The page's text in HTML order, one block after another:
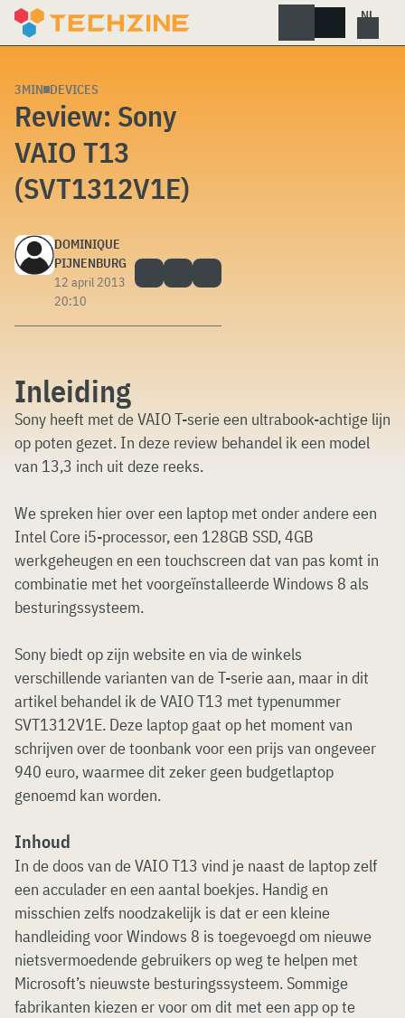
Skip
3MIN DEVICES
Review: Sony
VAIO T13
(SVT1312V1E)
DOMINIQUE
PIJNENBURG
12 april 2013
20:10
Inleiding
Sony heeft met de VAIO T-serie een ultrabook-achtige lijn
op poten gezet. In deze review behandel ik een model
van 13,3 inch uit deze reeks.
We spreken hier over een laptop met onder andere een
Intel Core i5-processor, een 128GB SSD, 4GB
werkgeheugen en een touchscreen dat van pas komt in
combinatie met het voorgeïnstalleerde Windows 8 als
besturingssysteem.
Sony biedt op zijn website en via de winkels
verschillende varianten van de T-serie aan, maar in dit
artikel behandel ik de VAIO T13 met typenummer
SVT1312V1E. Deze laptop gaat op het moment van
schrijven over de toonbank voor een prijs van ongeveer
940 euro, waarmee dit zeker geen budgetlaptop
genoemd kan worden.
Inhoud
In de doos van de VAIO T13 vind je naast de laptop zelf
een acculader en een aantal boekjes. Handig en
misschien zelfs noodzakelijk is dat er een kleine
handleiding voor Windows 8 is toegevoegd om nieuwe
nietsvermoedende gebruikers op weg te helpen met
Microsoft’s nieuwste besturingssysteem. Sommige
fabrikanten kiezen er voor om dit met een app op te